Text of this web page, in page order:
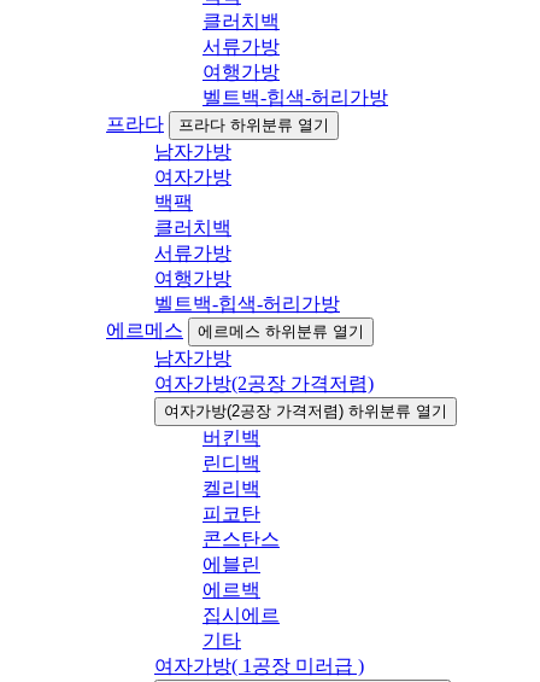
클러치백
서류가방
여행가방
벨트백-힙색-허리가방
프라다
프라다 하위분류 열기
남자가방
여자가방
백팩
클러치백
서류가방
여행가방
벨트백-힙색-허리가방
에르메스
에르메스 하위분류 열기
남자가방
여자가방(2공장 가격저렴)
여자가방(2공장 가격저렴) 하위분류 열기
버킨백
린디백
켈리백
피코탄
콘스탄스
에블린
에르백
집시에르
기타
여자가방( 1공장 미러급 )